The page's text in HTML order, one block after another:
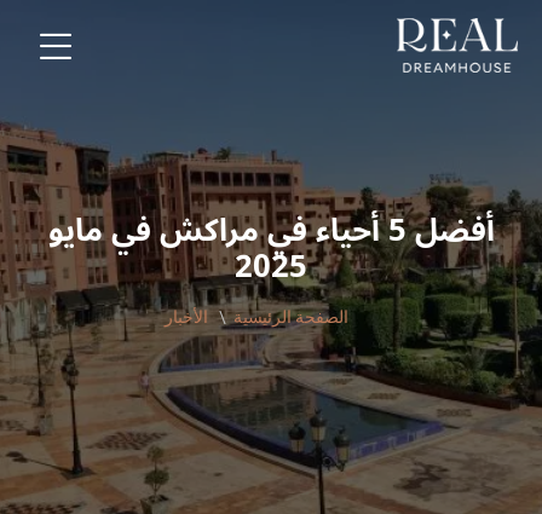
أفضل 5 أحياء في مراكش في مايو
2025
الصفحة الرئيسية الأخبار